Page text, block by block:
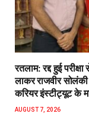
रतलाम: रद्द हुई
लाकर राजवीर
करियर इंस्टीट्यूट के
AUGUST 7, 2026